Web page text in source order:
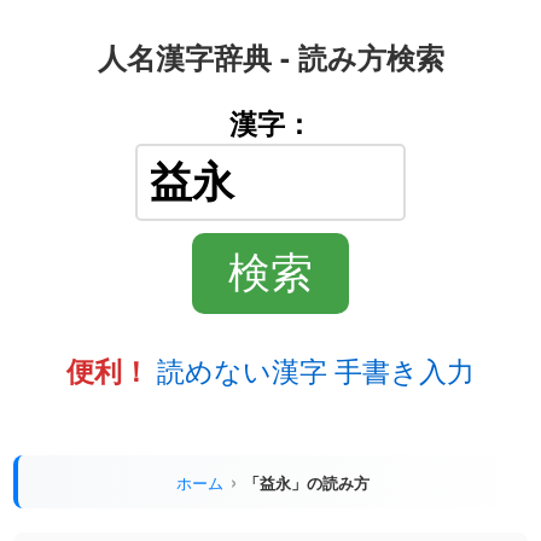
人名漢字辞典 - 読み方検索
漢字：
便利！ 読めない漢字 手書き入力
ホーム 「益永」の読み方